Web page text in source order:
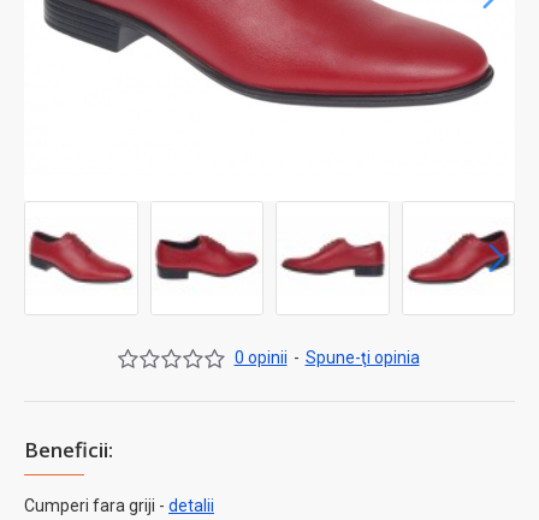
Beneficii:
Cumperi fara griji - detalii
0 opinii - Spune-ţi opinia